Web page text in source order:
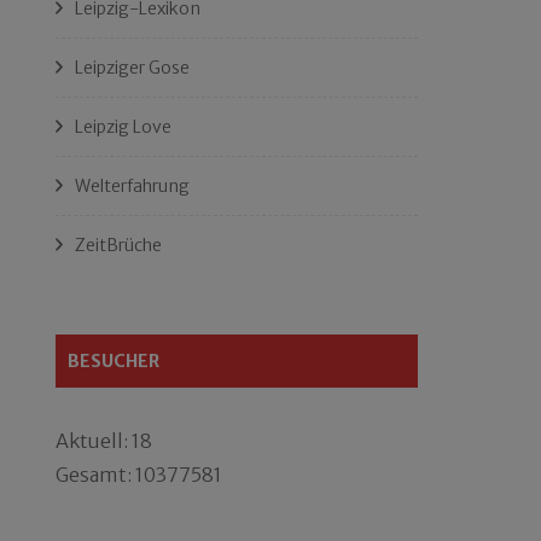
Leipzig-Lexikon
Leipziger Gose
Leipzig Love
Welterfahrung
ZeitBrüche
BESUCHER
Aktuell: 18
Gesamt: 10377581